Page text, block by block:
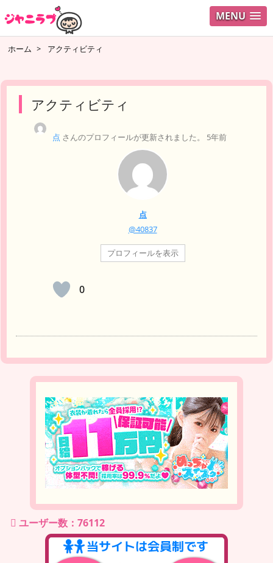
MENU ログイ
ホーム > アクティビティ
アクティビティ
点 さんのプロフィールが更新されました。 5年前
点
@40837
プロフィールを表示
0
ユーザー数：76112